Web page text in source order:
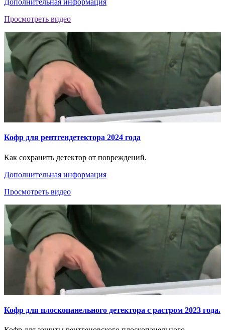
Дополнительная информация
Просмотреть видео
Кофр для рентгендетектора 2024 года
Как сохранить детектор от повреждений.
Дополнительная информация
Просмотреть видео
Кофр для плоскопанельного детектора с растром 2023 года.